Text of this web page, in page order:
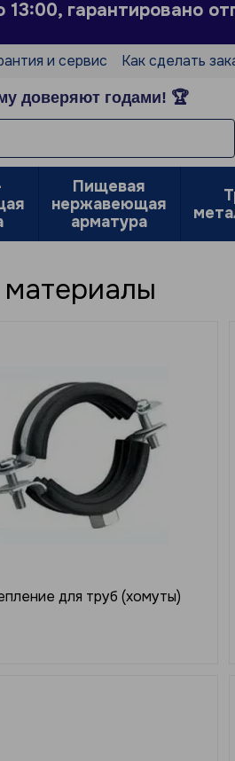
гарантировано
и сервис Как сделать
доверяют годами! 🏆
Пищевая
нержавеющая
арматура
для труб (хомуты)